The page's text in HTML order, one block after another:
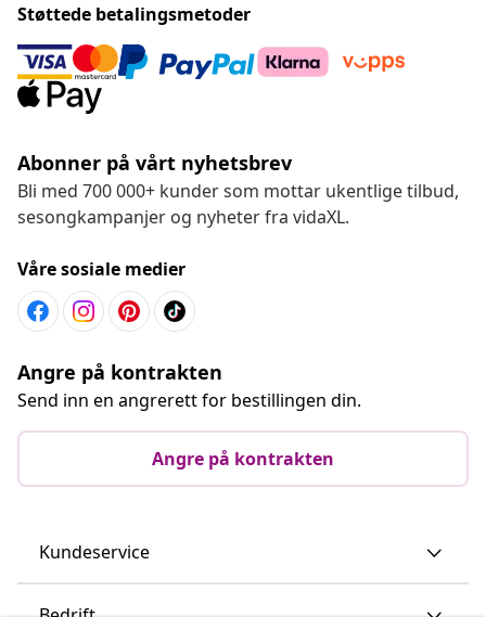
Støttede betalingsmetoder
Abonner på vårt nyhetsbrev
Bli med 700 000+ kunder som mottar ukentlige tilbud,
sesongkampanjer og nyheter fra vidaXL.
Våre sosiale medier
Angre på kontrakten
Send inn en angrerett for bestillingen din.
Angre på kontrakten
Kundeservice